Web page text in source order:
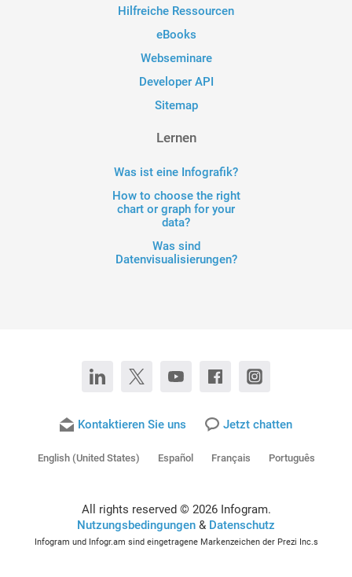
Hilfreiche Ressourcen
eBooks
Webseminare
Developer API
Sitemap
Lernen
Was ist eine Infografik?
How to choose the right
chart or graph for your
data?
Was sind
Datenvisualisierungen?
Kontaktieren Sie uns Jetzt chatten
English (United States) Español Français Português
All rights reserved © 2026 Infogram.
Nutzungsbedingungen & Datenschutz
Infogram und Infogr.am sind eingetragene Markenzeichen der Prezi Inc.s